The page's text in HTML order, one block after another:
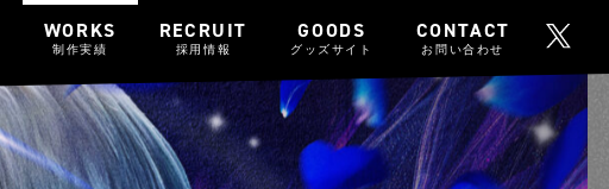
WORKS
制作実績
RECRUIT
採用情報
GOODS
グッズサイト
CONTACT
お問い合わせ